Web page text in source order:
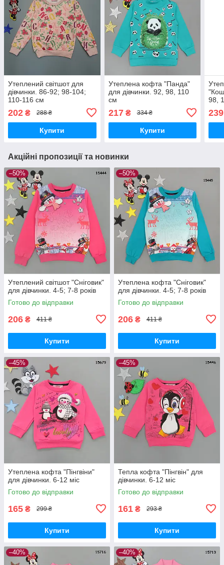
Утеплений світшот для
дівчинки. 86-92; 98-104;
110-116 см
202 ₴ 288 ₴
Купити
Утеплена кофта "Панда"
для дівчинки. 92, 98, 110
см
217₴ 334 ₴
Купити
98,
239
Акційні пропозиції та новинки
–50%
Утеплений світшот "Сніговик"
для дівчинки. 4-5; 7-8 років
Готово до відправки
206 ₴ 411 ₴
Купити
–50%
Утеплена кофта "Сніговик"
для дівчинки. 4-5; 7-8 років
Готово до відправки
206 ₴ 411 ₴
Купити
–45%
Утеплена кофта "Пінгвіни"
для дівчинки. 6-12 міс
Готово до відправки
165 ₴ 299 ₴
Купити
–45%
Тепла кофта "Пінгвін" для
дівчинки. 6-12 міс
Готово до відправки
161 ₴ 293 ₴
Купити
–40% –40%